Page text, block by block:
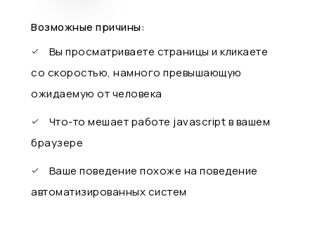
Возможные причины:
Вы просматриваете страницы и кликаете
со скоростью, намного превышающую
ожидаемую от человека
Что-то мешает работе javascript в вашем
браузере
Ваше поведение похоже на поведение
автоматизированных систем